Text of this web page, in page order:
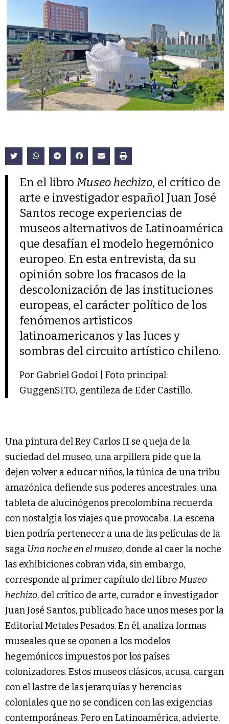
En el libroMuseo hechizo, el crítico de
arte e investigador español Juan José
Santos recoge experiencias de
museos alternativos de Latinoamérica
que desafían el modelo hegemónico
europeo. En esta entrevista, da su
opinión sobre los fracasos de la
descolonización de las instituciones
europeas, el carácter político de los
fenómenos artísticos
latinoamericanos y las luces y
sombras del circuito artístico chileno.
Por Gabriel Godoi | Foto principal:
GuggenSITO, gentileza de Eder Castillo.
Una pintura del Rey Carlos II se queja de la
suciedad del museo, una arpillera pide que la
dejen volver a educar niños, la túnica de una tribu
amazónica defiende sus poderes ancestrales, una
tableta de alucinógenos precolombina recuerda
con nostalgia los viajes que provocaba. La escena
bien podría pertenecer a una de las películas de la
saga Una noche en el museo, donde al caer la noche
las exhibiciones cobran vida, sin embargo,
corresponde al primer capítulo del libroMuseo
hechizo, del crítico de arte, curador e investigador
Juan José Santos, publicado hace unos meses por la
Editorial Metales Pesados. En él, analiza formas
museales que se oponen a los modelos
hegemónicos impuestos por los países
colonizadores. Estos museos clásicos, acusa, cargan
con el lastre de las jerarquías y herencias
coloniales que no se condicen con las exigencias
contemporáneas. Pero en Latinoamérica, advierte,